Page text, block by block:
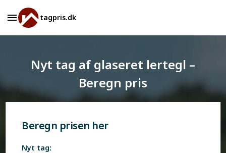
tagpris.dk
Nyt tag af glaseret lertegl –
Beregn pris
Beregn prisen her
Nyt tag: